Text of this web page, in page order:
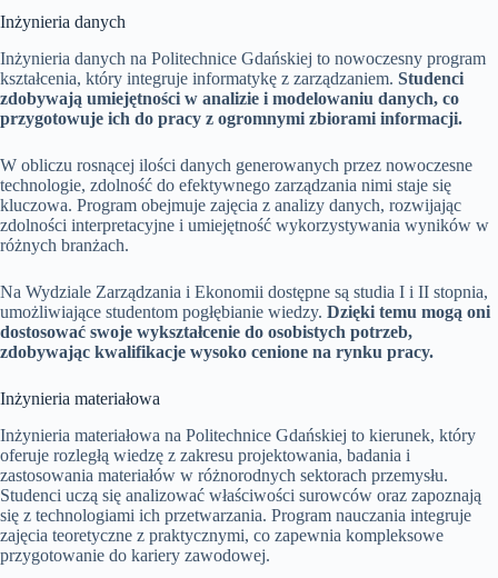
Inżynieria danych
Inżynieria danych na Politechnice Gdańskiej to nowoczesny program
kształcenia, który integruje informatykę z zarządzaniem. Studenci
zdobywają umiejętności w analizie i modelowaniu danych, co
przygotowuje ich do pracy z ogromnymi zbiorami informacji.
W obliczu rosnącej ilości danych generowanych przez nowoczesne
technologie, zdolność do efektywnego zarządzania nimi staje się
kluczowa. Program obejmuje zajęcia z analizy danych, rozwijając
zdolności interpretacyjne i umiejętność wykorzystywania wyników w
różnych branżach.
Na Wydziale Zarządzania i Ekonomii dostępne są studia I i II stopnia,
umożliwiające studentom pogłębianie wiedzy. Dzięki temu mogą oni
dostosować swoje wykształcenie do osobistych potrzeb,
zdobywając kwalifikacje wysoko cenione na rynku pracy.
Inżynieria materiałowa
Inżynieria materiałowa na Politechnice Gdańskiej to kierunek, który
oferuje rozległą wiedzę z zakresu projektowania, badania i
zastosowania materiałów w różnorodnych sektorach przemysłu.
Studenci uczą się analizować właściwości surowców oraz zapoznają
się z technologiami ich przetwarzania. Program nauczania integruje
zajęcia teoretyczne z praktycznymi, co zapewnia kompleksowe
przygotowanie do kariery zawodowej.